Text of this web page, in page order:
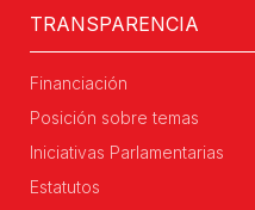
TRANSPARENCIA
Financiación
Posición sobre temas
Iniciativas Parlamentarias
Estatutos